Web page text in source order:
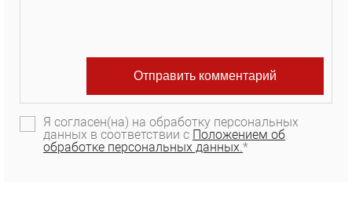
Я согласен(на) на обработку персональных
данных в соответствии с Положением об
обработке персональных данных.*